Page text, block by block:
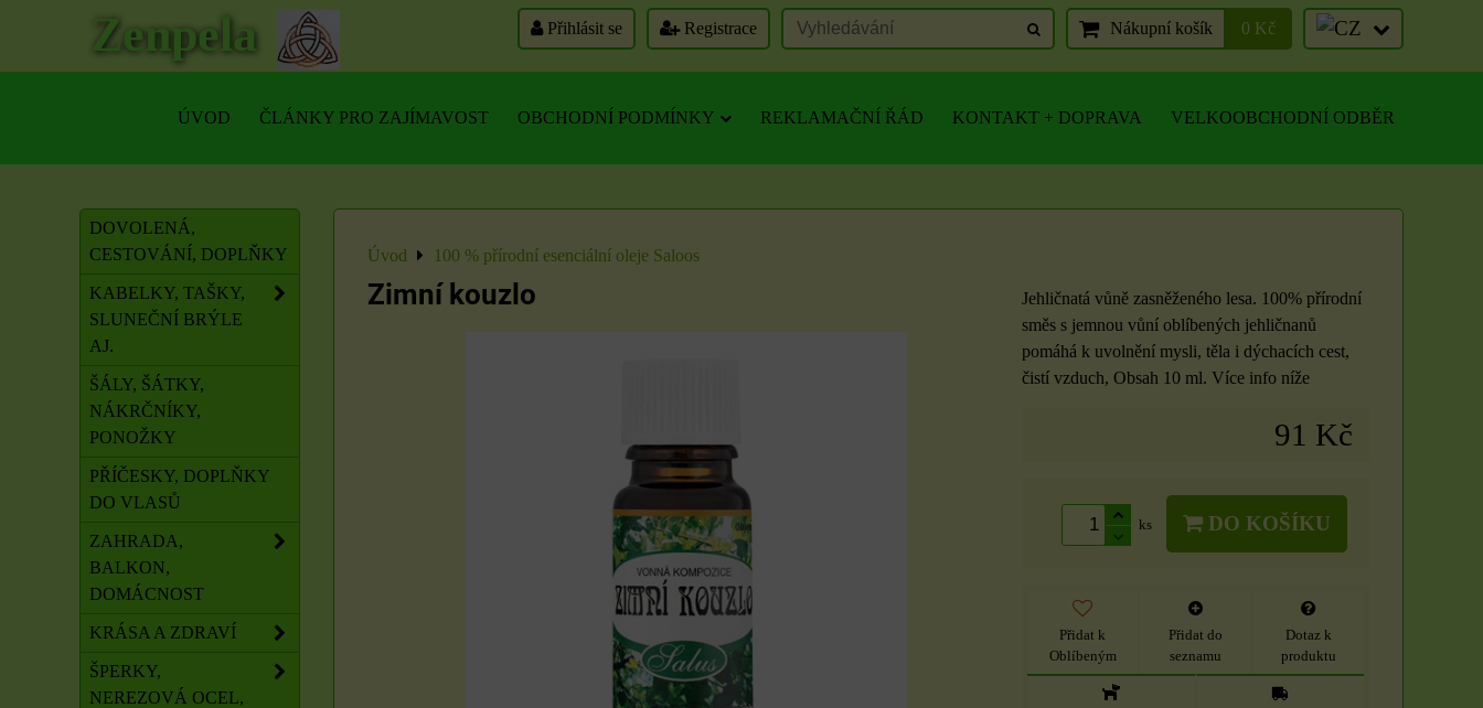
Zenpela Přihlásit se Registrace Nákupní košík 0 Kč
ÚVOD ČLÁNKY PRO ZAJÍMAVOST OBCHODNÍ PODMÍNKY REKLAMAČNÍ ŘÁD KONTAKT + DOPRAVA VELKOOBCHODNÍ ODBĚR
Úvod 100 % přírodní esenciální oleje Saloos
Zimní kouzlo
Jehličnatá vůně zasněženého lesa. 100% přírodní
směs s jemnou vůní oblíbených jehličnanů
pomáhá k uvolnění mysli, těla i dýchacích cest,
čistí vzduch, Obsah 10 ml. Více info níže
91 Kč
ks DO KOŠÍKU
Přidat k
Oblíbeným
Přidat do
seznamu
Dotaz k
produktu
DOVOLENÁ,
CESTOVÁNÍ, DOPLŇKY
KABELKY, TAŠKY,
SLUNEČNÍ BRÝLE
AJ.
ŠÁLY, ŠÁTKY,
NÁKRČNÍKY,
PONOŽKY
PŘÍČESKY, DOPLŇKY
DO VLASŮ
ZAHRADA,
BALKON,
DOMÁCNOST
KRÁSA A ZDRAVÍ
ŠPERKY,
NEREZOVÁ OCEL,